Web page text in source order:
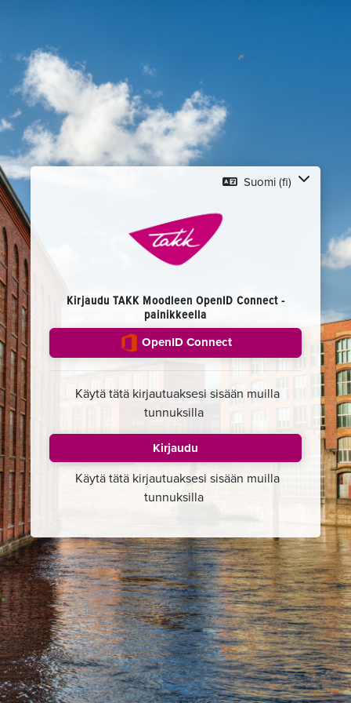
Suomi ‎(fi)‎
Kirjaudu TAKK Moodleen OpenID Connect -
painikkeella
OpenID Connect
Käytä tätä kirjautuaksesi sisään muilla
tunnuksilla
Kirjaudu
Käytä tätä kirjautuaksesi sisään muilla
tunnuksilla